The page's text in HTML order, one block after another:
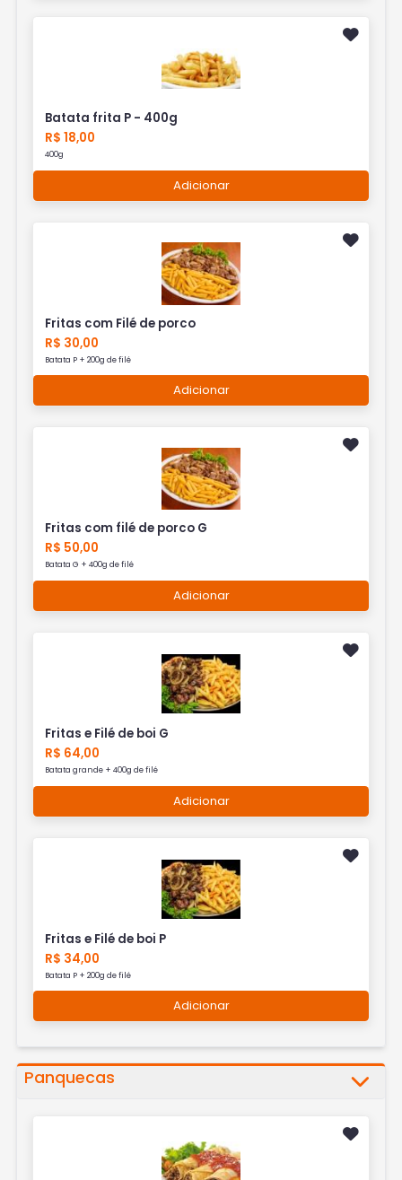
Batata frita P - 400g
R$ 18,00
400g
Adicionar
Fritas com Filé de porco
R$ 30,00
Batata P + 200g de filé
Adicionar
Fritas com filé de porco G
R$ 50,00
Batata G + 400g de filé
Adicionar
Fritas e Filé de boi G
R$ 64,00
Batata grande + 400g de filé
Adicionar
Fritas e Filé de boi P
R$ 34,00
Batata P + 200g de filé
Adicionar
Panquecas